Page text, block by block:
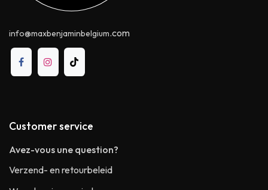
info@maxbenjaminbelgium.com
Customer service
Avez-vous une question?
Verzend- en retourbeleid